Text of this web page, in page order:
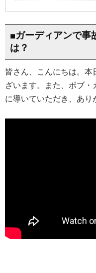
■ガーディアンで事
は？
皆さん、こんにちは。
ざいます。また、ボブ
に導いていただき、あり